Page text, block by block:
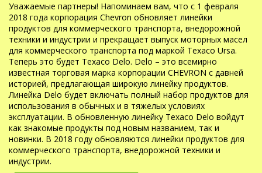
Уважаемые партнеры! Напоминаем вам, что с 1 февраля
2018 года корпорация Chevron обновляет линейки
продуктов для коммерческого транспорта, внедорожной
техники и индустрии и прекращает выпуск моторных масел
для коммерческого транспорта под маркой Texaco Ursa.
Теперь это будет Texaco Delo. Delo – это всемирно
известная торговая марка корпорации CHEVRON с давней
историей, предлагающая широкую линейку продуктов.
Линейка Delo будет включать полный набор продуктов для
использования в обычных и в тяжелых условиях
эксплуатации. В обновленную линейку Texaco Delo войдут
как знакомые продукты под новым названием, так и
новинки. В 2018 году обновляются линейки продуктов для
коммерческого транспорта, внедорожной техники и
индустрии.